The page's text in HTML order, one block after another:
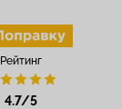
Рейтинг
4.7/5